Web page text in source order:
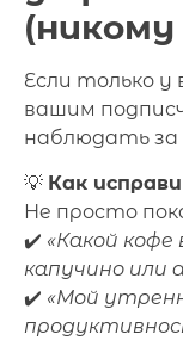
Если только у
вашим
наблюдать за
💡 Как
Не просто
✔️ «Какой
капучино или
✔️ «Мой